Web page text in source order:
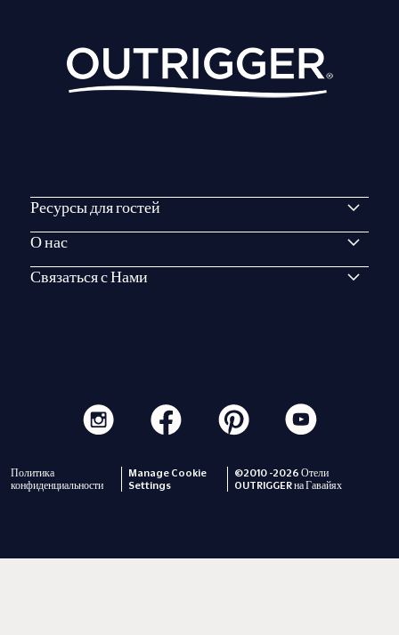
Ресурсы для гостей
О нас
Связаться с Нами
Политика
конфиденциальности
Manage Cookie
Settings
©2010 -2026 Отели
OUTRIGGER на Гавайях